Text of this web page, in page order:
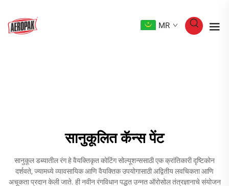
MR
सानुकूलित कॅन्स पेंट
सानुकूल डब्यातील रंग हे वैयक्तिकृत कोटिंग सोल्यूशन्ससाठी एक क्रांतिकारी दृष्टिकोन
दर्शवते, ज्यामध्ये व्यावसायिक आणि वैयक्तिक उपयोगासाठी अद्वितीय लवचिकता आणि
अचूकता प्रदान केली जाते. ही नवीन रंगविधान पद्धत उन्नत ऑरोसोल तंत्रज्ञानाचे संयोजन